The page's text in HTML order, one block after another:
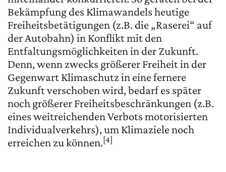
Bekämpfung des Klimawandels heutige
Freiheitsbetätigungen (z.B. die „Raserei“ auf
der Autobahn) in Konflikt mit den
Entfaltungsmöglichkeiten in der Zukunft.
Denn, wenn zwecks größerer Freiheit in der
Gegenwart Klimaschutz in eine fernere
Zukunft verschoben wird, bedarf es später
noch größerer Freiheitsbeschränkungen (z.B.
eines weitreichenden Verbots motorisierten
Individualverkehrs), um Klimaziele noch
erreichen zu können.[4]